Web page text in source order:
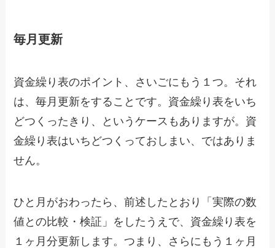
毎月更新
資金繰り表のポイント、さいごにもう１つ。それ
は、毎月更新をすることです。資金繰り表をいち
どつくったきり、というケースもありますが。資
金繰り表はいちどつくっておしまい、ではありま
せん。
ひと月がおわったら、前述したとおり「実際の数
値との比較・検証」をしたうえで、資金繰り表を
１ヶ月分更新します。つまり、さらにもう１ヶ月